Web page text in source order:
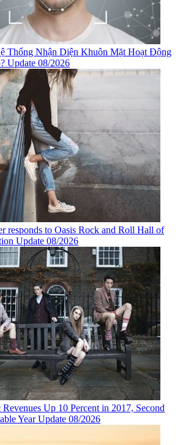
Thống Nhận Diện Khuôn Mặt Hoạt Động
Update 08/2026
responds to Oasis Rock and Roll Hall of
Update 08/2026
Up 10 Percent in 2017, Second
Year Update 08/2026